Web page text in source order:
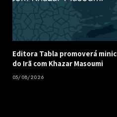
Editora Tabla promoverá
do Irã com Khazar Masoumi
05/08/2026